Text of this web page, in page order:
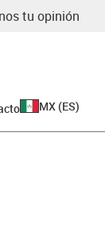
tu opinión
MX (ES)